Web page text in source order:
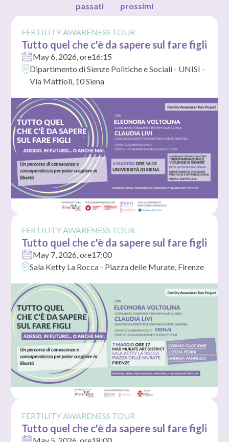
passati prossimi
FERTILITY AWARENESS TOUR
Tutto quel che c'è da sapere sul fare figli
May 6, 2026, ore16:15
Dipartimento di Sienze Politiche e Sociali - UNISI -
Via Mattioli, 10 Siena
FERTILITY AWARENESS TOUR
Tutto quel che c'è da sapere sul fare figli
May 7, 2026, ore17:00
Sala Ketty La Rocca - Piazza delle Murate, Firenze
FERTILITY AWARENESS TOUR
Tutto quel che c'è da sapere sul fare figli
May 5, 2026 , ore18:00